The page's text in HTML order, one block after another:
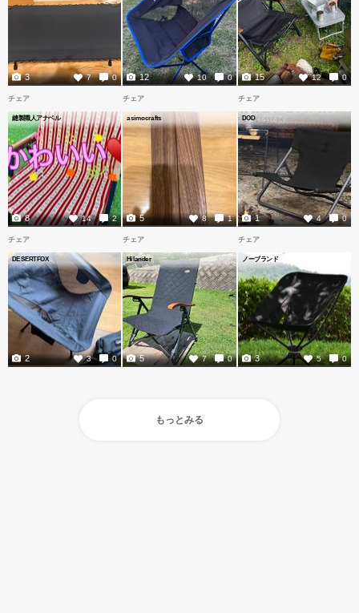
7 0
3 10 0
12 12 0
15
チェア
縫製職人アナベル
14 2
8
チェア
asimocrafts
8 1
5
チェア
DOD
4 0
1
チェア
DESERTFOX
3 0
2
チェア
Hilander
7 0
5
チェア
ノーブランド
5 0
3
もっとみる